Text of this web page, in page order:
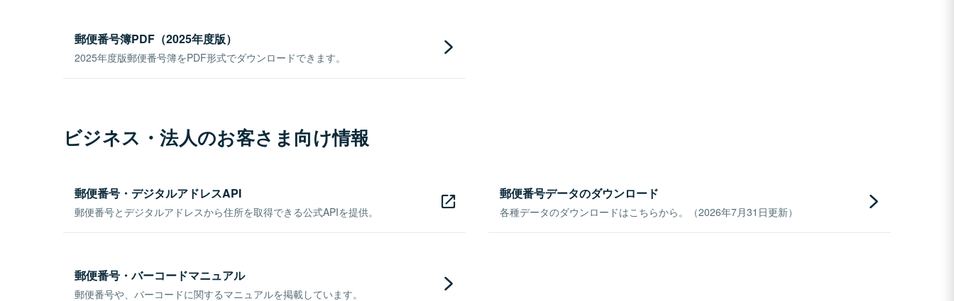
郵便番号簿PDF（2025年度版）
2025年度版郵便番号簿をPDF形式でダウンロードできます。
ビジネス・法人のお客さま向け情報
郵便番号・デジタルアドレスAPI
郵便番号とデジタルアドレスから住所を取得できる公式APIを提供。
郵便番号データのダウンロード
各種データのダウンロードはこちらから。（2026年7月31日更新）
郵便番号・バーコードマニュアル
郵便番号や、バーコードに関するマニュアルを掲載しています。